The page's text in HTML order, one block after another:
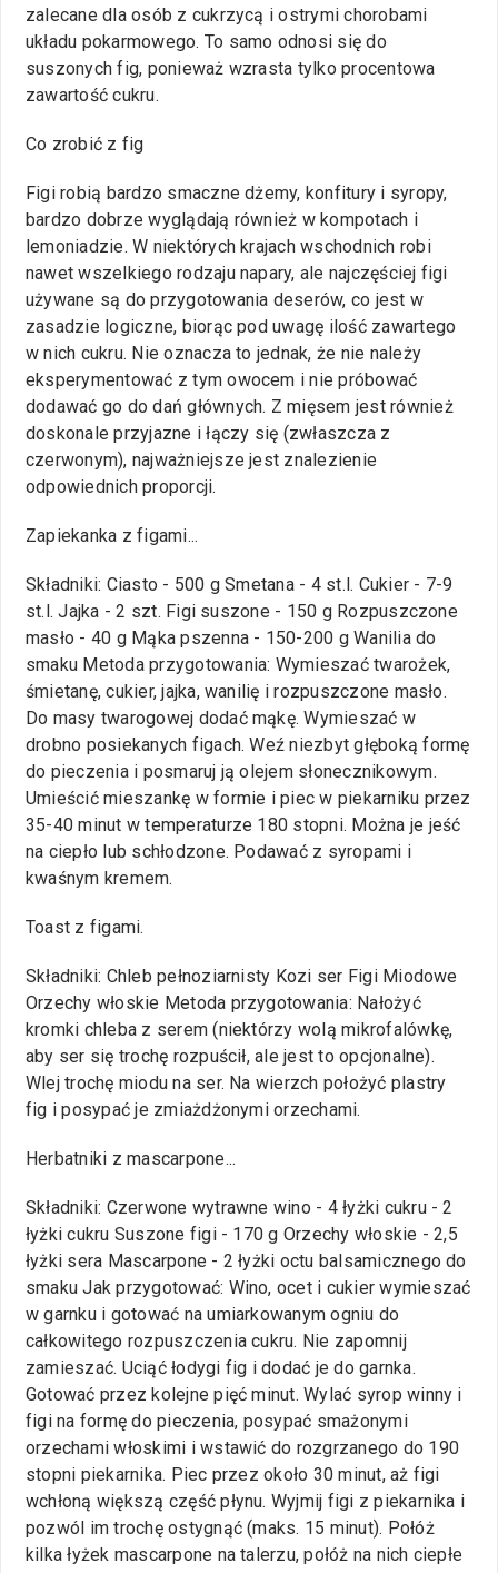
zalecane dla osób z cukrzycą i ostrymi chorobami
układu pokarmowego. To samo odnosi się do
suszonych fig, ponieważ wzrasta tylko procentowa
zawartość cukru.
Co zrobić z fig
Figi robią bardzo smaczne dżemy, konfitury i syropy,
bardzo dobrze wyglądają również w kompotach i
lemoniadzie. W niektórych krajach wschodnich robi
nawet wszelkiego rodzaju napary, ale najczęściej figi
używane są do przygotowania deserów, co jest w
zasadzie logiczne, biorąc pod uwagę ilość zawartego
w nich cukru. Nie oznacza to jednak, że nie należy
eksperymentować z tym owocem i nie próbować
dodawać go do dań głównych. Z mięsem jest również
doskonale przyjazne i łączy się (zwłaszcza z
czerwonym), najważniejsze jest znalezienie
odpowiednich proporcji.
Zapiekanka z figami...
Składniki: Ciasto - 500 g Smetana - 4 st.l. Cukier - 7-9
st.l. Jajka - 2 szt. Figi suszone - 150 g Rozpuszczone
masło - 40 g Mąka pszenna - 150-200 g Wanilia do
smaku Metoda przygotowania: Wymieszać twarożek,
śmietanę, cukier, jajka, wanilię i rozpuszczone masło.
Do masy twarogowej dodać mąkę. Wymieszać w
drobno posiekanych figach. Weź niezbyt głęboką formę
do pieczenia i posmaruj ją olejem słonecznikowym.
Umieścić mieszankę w formie i piec w piekarniku przez
35-40 minut w temperaturze 180 stopni. Można je jeść
na ciepło lub schłodzone. Podawać z syropami i
kwaśnym kremem.
Toast z figami.
Składniki: Chleb pełnoziarnisty Kozi ser Figi Miodowe
Orzechy włoskie Metoda przygotowania: Nałożyć
kromki chleba z serem (niektórzy wolą mikrofalówkę,
aby ser się trochę rozpuścił, ale jest to opcjonalne).
Wlej trochę miodu na ser. Na wierzch położyć plastry
fig i posypać je zmiażdżonymi orzechami.
Herbatniki z mascarpone...
Składniki: Czerwone wytrawne wino - 4 łyżki cukru - 2
łyżki cukru Suszone figi - 170 g Orzechy włoskie - 2,5
łyżki sera Mascarpone - 2 łyżki octu balsamicznego do
smaku Jak przygotować: Wino, ocet i cukier wymieszać
w garnku i gotować na umiarkowanym ogniu do
całkowitego rozpuszczenia cukru. Nie zapomnij
zamieszać. Uciąć łodygi fig i dodać je do garnka.
Gotować przez kolejne pięć minut. Wylać syrop winny i
figi na formę do pieczenia, posypać smażonymi
orzechami włoskimi i wstawić do rozgrzanego do 190
stopni piekarnika. Piec przez około 30 minut, aż figi
wchłoną większą część płynu. Wyjmij figi z piekarnika i
pozwól im trochę ostygnąć (maks. 15 minut). Połóż
kilka łyżek mascarpone na talerzu, połóż na nich ciepłe